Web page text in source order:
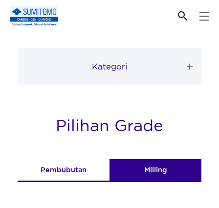
Produk
Kategori
Pilihan Grade
Pembubutan Milling